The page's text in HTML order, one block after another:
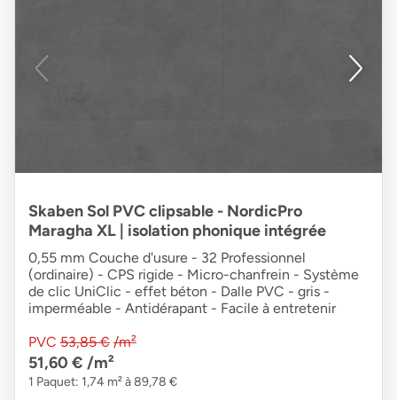
Skaben Sol PVC clipsable - NordicPro
Maragha XL | isolation phonique intégrée
0,55 mm Couche d'usure - 32 Professionnel
(ordinaire) - CPS rigide - Micro-chanfrein - Système
de clic UniClic - effet béton - Dalle PVC - gris -
imperméable - Antidérapant - Facile à entretenir
PVC 53,85 € /m²
51,60 € /m²
1 Paquet: 1,74 m² à 89,78 €